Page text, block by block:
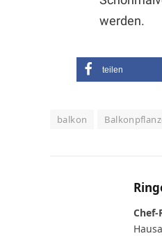
werden.
teilen
balkon